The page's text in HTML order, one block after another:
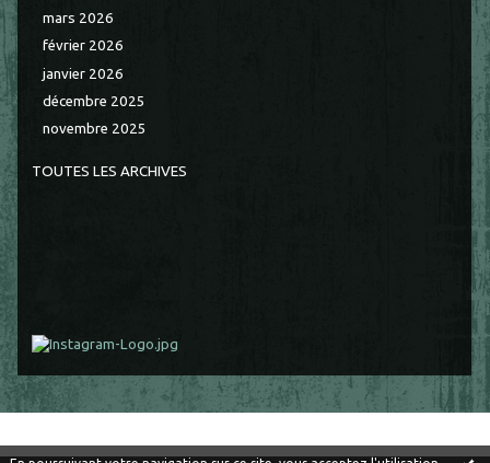
mars 2026
février 2026
janvier 2026
décembre 2025
novembre 2025
TOUTES LES ARCHIVES